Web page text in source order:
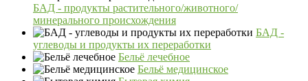
БАД - продукты растительного/животного/
минерального происхождения
БАД -
углеводы и продукты их переработки
Бельё лечебное
Бельё медицинское